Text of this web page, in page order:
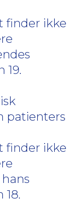
finder ikke
19.
patienters
finder ikke
18.